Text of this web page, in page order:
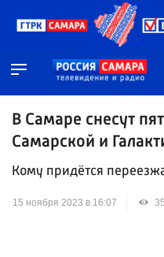
В Самаре снесут
Самарской и
Кому придётся
15 ноября 2023 в 16:07